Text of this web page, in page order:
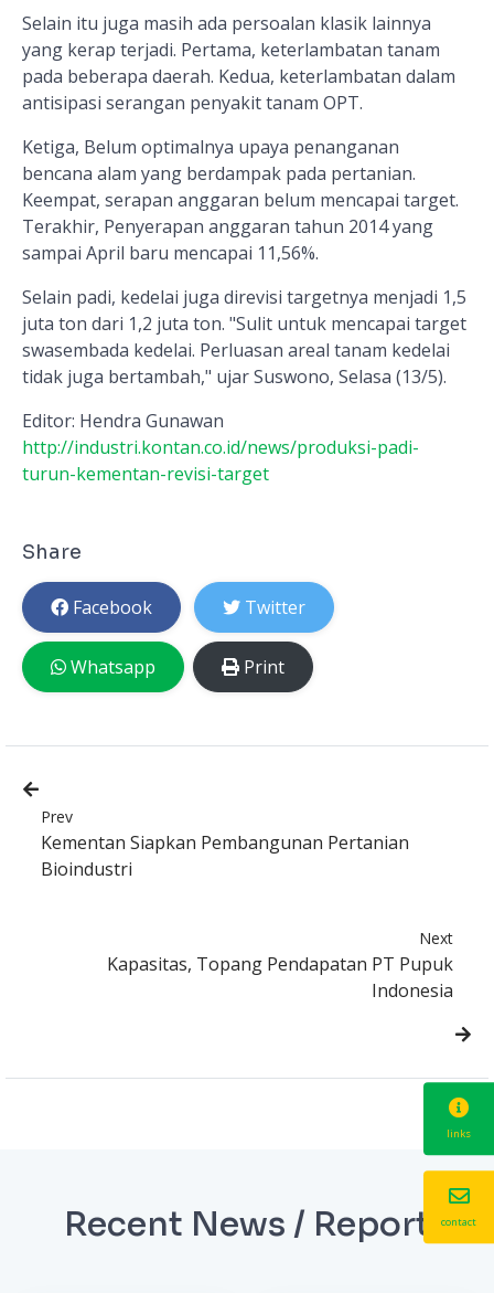
Selain itu juga masih ada persoalan klasik lainnya
yang kerap terjadi. Pertama, keterlambatan tanam
pada beberapa daerah. Kedua, keterlambatan dalam
antisipasi serangan penyakit tanam OPT.
Ketiga, Belum optimalnya upaya penanganan
bencana alam yang berdampak pada pertanian.
Keempat, serapan anggaran belum mencapai target.
Terakhir, Penyerapan anggaran tahun 2014 yang
sampai April baru mencapai 11,56%.
Selain padi, kedelai juga direvisi targetnya menjadi 1,5
juta ton dari 1,2 juta ton. "Sulit untuk mencapai target
swasembada kedelai. Perluasan areal tanam kedelai
tidak juga bertambah," ujar Suswono, Selasa (13/5).
Editor: Hendra Gunawan
http://industri.kontan.co.id/news/produksi-padi-
turun-kementan-revisi-target
Share
Facebook Twitter
Whatsapp Print
Prev
Kementan Siapkan Pembangunan Pertanian
Bioindustri
Next
Kapasitas, Topang Pendapatan PT Pupuk
Indonesia
Recent News / Report
links
contact